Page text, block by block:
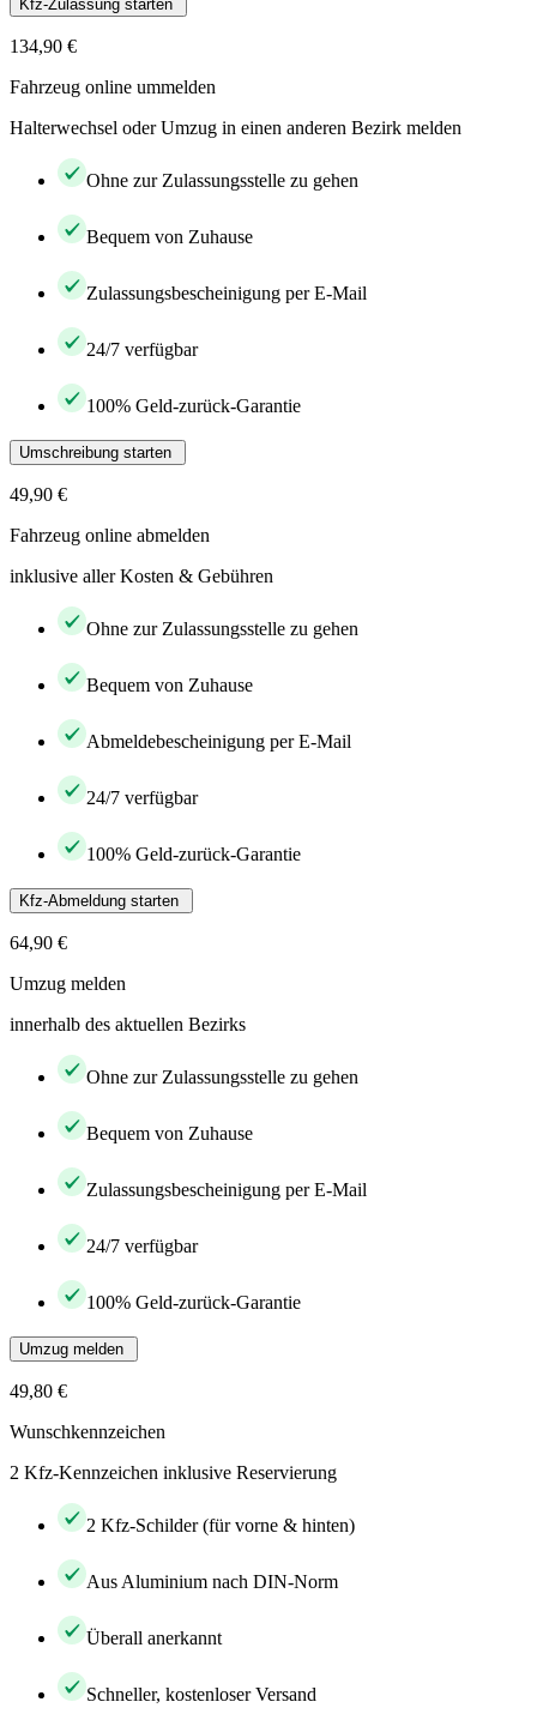
Kfz-Zulassung starten
134,90 €
Fahrzeug online ummelden
Halterwechsel oder Umzug in einen anderen Bezirk melden
Ohne zur Zulassungsstelle zu gehen
Bequem von Zuhause
Zulassungsbescheinigung per E-Mail
24/7 verfügbar
100% Geld-zurück-Garantie
Umschreibung starten
49,90 €
Fahrzeug online abmelden
inklusive aller Kosten & Gebühren
Ohne zur Zulassungsstelle zu gehen
Bequem von Zuhause
Abmeldebescheinigung per E-Mail
24/7 verfügbar
100% Geld-zurück-Garantie
Kfz-Abmeldung starten
64,90 €
Umzug melden
innerhalb des aktuellen Bezirks
Ohne zur Zulassungsstelle zu gehen
Bequem von Zuhause
Zulassungsbescheinigung per E-Mail
24/7 verfügbar
100% Geld-zurück-Garantie
Umzug melden
49,80 €
Wunschkennzeichen
2 Kfz-Kennzeichen inklusive Reservierung
2 Kfz-Schilder (für vorne & hinten)
Aus Aluminium nach DIN-Norm
Überall anerkannt
Schneller, kostenloser Versand